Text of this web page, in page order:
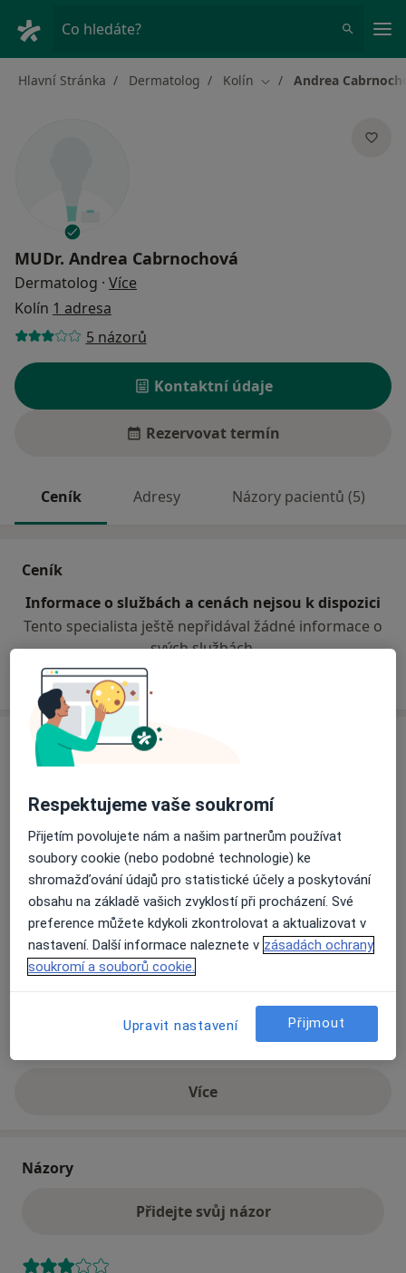
Co hledáte?
Hlavní Stránka Dermatolog Kolín Změna města
Andrea
MUDr. Andrea Cabrnochová
Dermatolog · Více
Kolín 1 adresa
5 názorů
Kontaktní údaje
Rezervovat termín
Ceník Adresy Názory pacientů (5)
Ceník
Informace o službách a cenách nejsou k dispozici
Tento specialista ještě nepřidával žádné informace o
svých službách.
Adresa
Smetanova 764, Kolín280 02
Přiblížit mapuse otevře v nové záložce
Dostupnost
Na této adrese online kalendář není aktivní
Co mám v takové situaci udělat?
Na teto adrese lékař přijímá pacienty na pojišťovnu
Víceo adrese
Názory
Přidejte svůj názor
Respektujeme vaše soukromí
Přijetím povolujete nám a našim partnerům používat
soubory cookie (nebo podobné technologie) ke
shromažďování údajů pro statistické účely a poskytování
obsahu na základě vašich zvyklostí při procházení. Své
preference můžete kdykoli zkontrolovat a aktualizovat v
nastavení. Další informace naleznete v zásadách ochrany
soukromí a souborů cookie.
Upravit nastavení Přijmout